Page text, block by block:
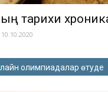
тарихи
10.10.2020
олимпиадалар өтуде